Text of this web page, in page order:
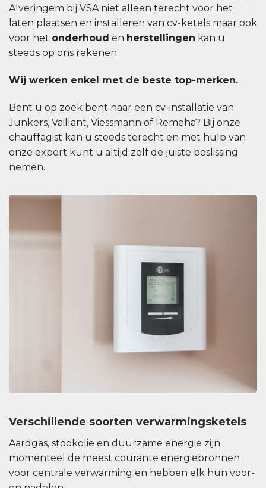
Alveringem bij VSA niet alleen terecht voor het
laten plaatsen en installeren van cv-ketels maar ook
voor het onderhoud en herstellingen kan u
steeds op ons rekenen.
Wij werken enkel met de beste top-merken.
Bent u op zoek bent naar een cv-installatie van
Junkers, Vaillant, Viessmann of Remeha? Bij onze
chauffagist kan u steeds terecht en met hulp van
onze expert kunt u altijd zelf de juiste beslissing
nemen.
Verschillende soorten verwarmingsketels
Aardgas, stookolie en duurzame energie zijn
momenteel de meest courante energiebronnen
voor centrale verwarming en hebben elk hun voor-